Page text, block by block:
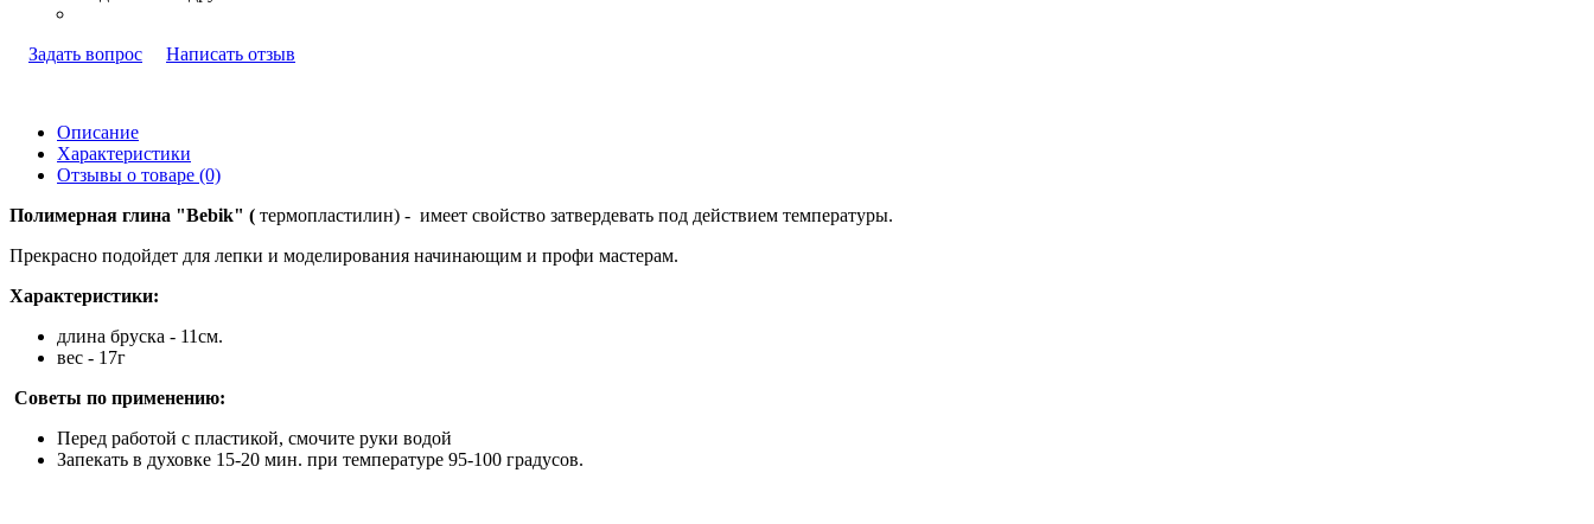
Задать вопрос Написать отзыв
Описание
Характеристики
Отзывы о товаре (0)
Полимерная глина "Bebik" ( термопластилин) - имеет свойство затвердевать под действием температуры.
Прекрасно подойдет для лепки и моделирования начинающим и профи мастерам.
Характеристики:
длина бруска - 11см.
вес - 17г
Советы по применению:
Перед работой с пластикой, смочите руки водой
Запекать в духовке 15-20 мин. при температуре 95-100 градусов.